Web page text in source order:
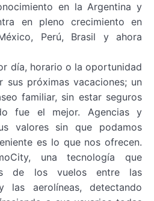
en la Argentina y
en pleno crecimiento en
Perú, Brasil y ahora
día, horario o la oportunidad
sus próximas vacaciones; un
familiar, sin estar seguros
fue el mejor. Agencias y
valores sin que podamos
es lo que nos ofrecen.
una tecnología que
de los vuelos entre las
las aerolíneas, detectando